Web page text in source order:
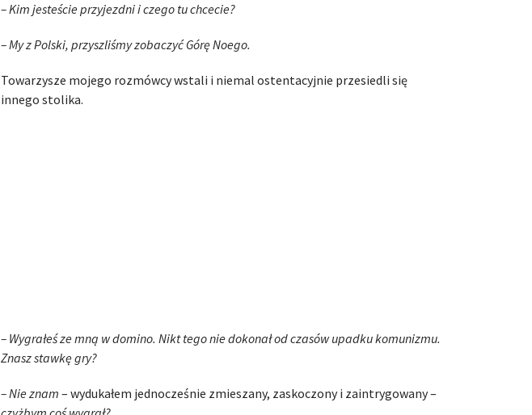
– Kim jesteście przyjezdni i czego tu chcecie?
– My z Polski, przyszliśmy zobaczyć Górę Noego.
Towarzysze mojego rozmówcy wstali i niemal ostentacyjnie przesiedli się
innego stolika.
– Wygrałeś ze mną w domino. Nikt tego nie dokonał od czasów upadku komunizmu.
Znasz stawkę gry?
– Nie znam – wydukałem jednocześnie zmieszany, zaskoczony i zaintrygowany –